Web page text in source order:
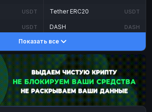
USDT
USDT
DASH
TON
DOGE
TRON
BCH
Tether ERC20 USDT
DASH DASH
Toncoin
Dogecoin DOGE
TRX TRON
Bitcoin Cash BCH
BinanceCoin BEP20
Показать все